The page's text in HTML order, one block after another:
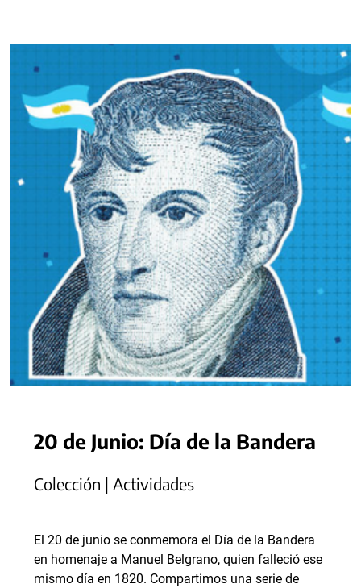
20 de Junio: Día de la Bandera
Colección | Actividades
El 20 de junio se conmemora el Día de la Bandera
en homenaje a Manuel Belgrano, quien falleció ese
mismo día en 1820. Compartimos una serie de